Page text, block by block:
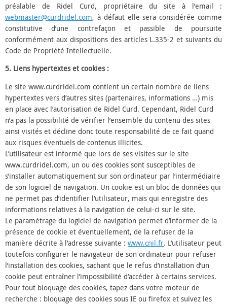
préalable de Ridel Curd, propriétaire du site à l’email :
webmaster@curdridel.com, à défaut elle sera considérée comme
constitutive d’une contrefaçon et passible de poursuite
conformément aux dispositions des articles L.335-2 et suivants du
Code de Propriété Intellectuelle.
5. Liens hypertextes et cookies :
Le site www.curdridel.com contient un certain nombre de liens
hypertextes vers d’autres sites (partenaires, informations …) mis
en place avec l’autorisation de Ridel Curd. Cependant, Ridel Curd
n’a pas la possibilité de vérifier l’ensemble du contenu des sites
ainsi visités et décline donc toute responsabilité de ce fait quand
aux risques éventuels de contenus illicites.
L’utilisateur est informé que lors de ses visites sur le site
www.curdridel.com, un ou des cookies sont susceptibles de
s’installer automatiquement sur son ordinateur par l’intermédiaire
de son logiciel de navigation. Un cookie est un bloc de données qui
ne permet pas d’identifier l’utilisateur, mais qui enregistre des
informations relatives à la navigation de celui-ci sur le site.
Le paramétrage du logiciel de navigation permet d’informer de la
présence de cookie et éventuellement, de la refuser de la
manière décrite à l’adresse suivante : www.cnil.fr. L’utilisateur peut
toutefois configurer le navigateur de son ordinateur pour refuser
l’installation des cookies, sachant que le refus d’installation d’un
cookie peut entraîner l’impossibilité d’accéder à certains services.
Pour tout bloquage des cookies, tapez dans votre moteur de
recherche : bloquage des cookies sous IE ou firefox et suivez les